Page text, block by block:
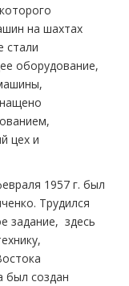
на шахтах
стали
оборудование,
цех и
1957 г. был
Трудился
задание, здесь
был создан